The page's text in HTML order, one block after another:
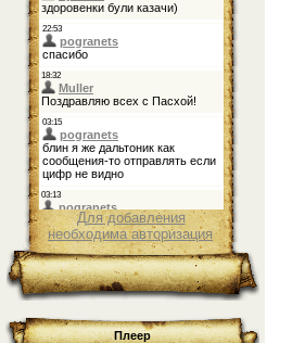
Для добавления
необходима авторизация
Плеер